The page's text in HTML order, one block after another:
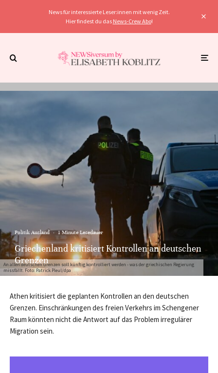
News für interessierte Leser:innen mit wenig Zeit.
Hier findest du das News-Crew Abo!
An allen deutschen Grenzen soll künftig kontrolliert werden - was der griechischen Regierung
missfällt. Foto: Patrick Pleul/dpa
Politik Ausland · 1 Minute Lesedauer
Griechenland kritisiert Kontrollen an deutschen
Grenzen
Athen kritisiert die geplanten Kontrollen an den deutschen
Grenzen. Einschränkungen des freien Verkehrs im Schengener
Raum könnten nicht die Antwort auf das Problem irregulärer
Migration sein.